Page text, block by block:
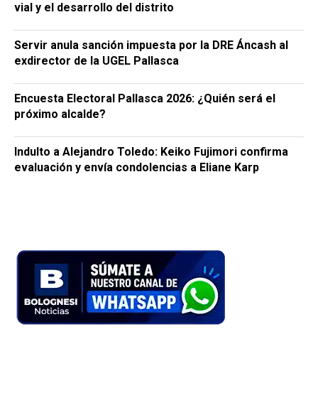
vial y el desarrollo del distrito
Servir anula sanción impuesta por la DRE Áncash al
exdirector de la UGEL Pallasca
Encuesta Electoral Pallasca 2026: ¿Quién será el
próximo alcalde?
Indulto a Alejandro Toledo: Keiko Fujimori confirma
evaluación y envía condolencias a Eliane Karp